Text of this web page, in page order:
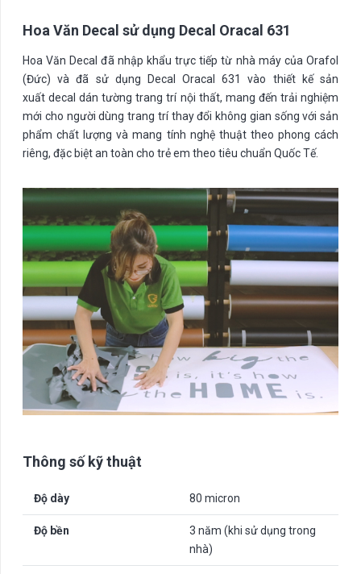
Hoa Văn Decal sử dụng Decal Oracal 631
Hoa Văn Decal đã nhập khẩu trực tiếp từ nhà máy của Orafol
(Đức) và đã sử dụng Decal Oracal 631 vào thiết kế sản
xuất decal dán tường trang trí nội thất, mang đến trải nghiệm
mới cho người dùng trang trí thay đổi không gian sống với sản
phẩm chất lượng và mang tính nghệ thuật theo phong cách
riêng, đặc biệt an toàn cho trẻ em theo tiêu chuẩn Quốc Tế.
Thông số kỹ thuật
Độ dày 80 micron
Độ bền
3 năm (khi sử dụng trong
nhà)